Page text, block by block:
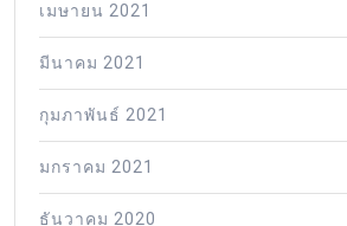
เมษายน 2021
มีนาคม 2021
กุมภาพันธ์ 2021
มกราคม 2021
ธันวาคม 2020